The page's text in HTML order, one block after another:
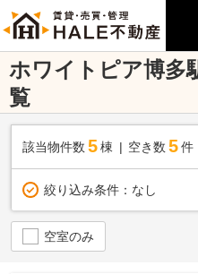
ホワイトピア博多
覧
該当物件数 5棟 空き数 5 件
絞り込み条件： なし
空室のみ